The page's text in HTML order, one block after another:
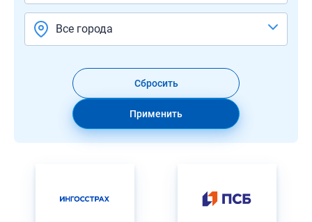
Все города
Сбросить
Применить